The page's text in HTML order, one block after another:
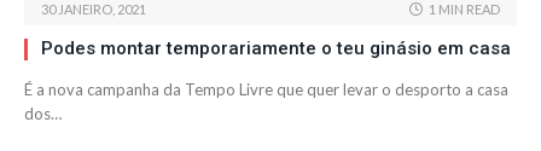
30 JANEIRO, 2021 1 MIN READ
Podes montar temporariamente o teu ginásio em casa
É a nova campanha da Tempo Livre que quer levar o desporto a casa
dos…